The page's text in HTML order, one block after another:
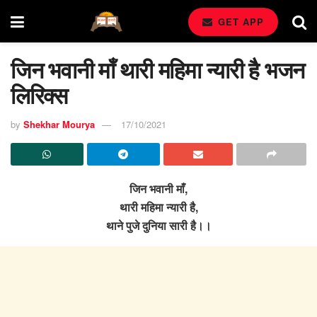
GET APP
जिन भवानी माँ थारी महिमा न्यारी है भजन
लिरिक्स
by Shekhar Mourya 17/10/2021
जिन भवानी माँ,
थारी महिमा न्यारी है,
थाने पुजे दुनिया सारी है।।